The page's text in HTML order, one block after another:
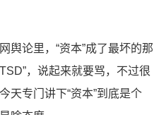
舆论里，“资本”成了最坏的那
，说起来就要骂，不过很
天专门讲下“资本”到底是个